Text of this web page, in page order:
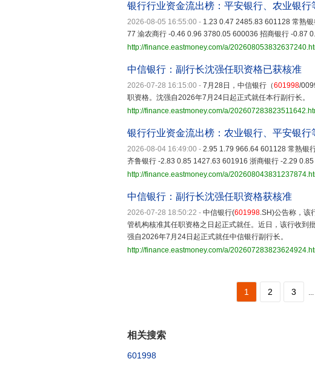
银行行业资金流出榜：平安银行、农业银行
2026-08-05 16:55:00 - 1.23 0.47 2485.83 601128 常熟
77 渝农商行 -0.46 0.96 3780.05 600036 招商银行 -0.87
http://finance.eastmoney.com/a/
中信银行：副行长沈强任职资格已获核准
2026-07-28 16:15:00 - 7月28日，中信银行（601998/
职资格。沈强自2026年7月24日起正式就任本行副行长。
http://finance.eastmoney.com/a/
银行行业资金流出榜：农业银行、平安银行
2026-08-04 16:49:00 - 2.95 1.79 966.64 601128 常熟银
齐鲁银行 -2.83 0.85 1427.63 601916 浙商银行 -2.29
http://finance.eastmoney.com/a/
中信银行：副行长沈强任职资格获核准
2026-07-28 18:50:22 - 中信银行(601998.SH)公告称，该
管机构核准其任职资格之日起正式就任。近日，该行收到
强自2026年7月24日起正式就任中信银行副行长。
http://finance.eastmoney.com/a/
1 2 3 ...
相关搜索
601998